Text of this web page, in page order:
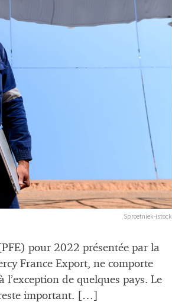
Sproetniek-istock
pour 2022 présentée par la
France Export, ne comporte
de quelques pays. Le
important. […]